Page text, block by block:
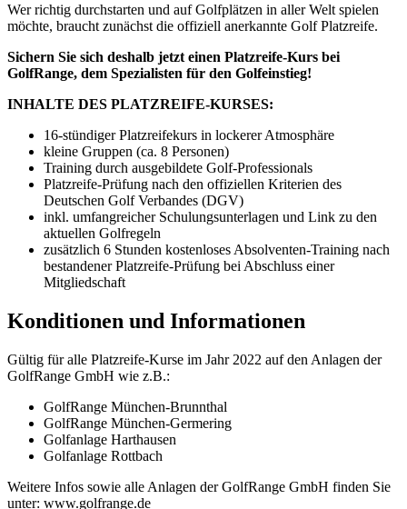
Wer richtig durchstarten und auf Golfplätzen in aller Welt spielen
möchte, braucht zunächst die offiziell anerkannte Golf Platzreife.
Sichern Sie sich deshalb jetzt einen Platzreife-Kurs bei
GolfRange, dem Spezialisten für den Golfeinstieg!
INHALTE DES PLATZREIFE-KURSES:
16-stündiger Platzreifekurs in lockerer Atmosphäre
kleine Gruppen (ca. 8 Personen)
Training durch ausgebildete Golf-Professionals
Platzreife-Prüfung nach den offiziellen Kriterien des
Deutschen Golf Verbandes (DGV)
inkl. umfangreicher Schulungsunterlagen und Link zu den
aktuellen Golfregeln
zusätzlich 6 Stunden kostenloses Absolventen-Training nach
bestandener Platzreife-Prüfung bei Abschluss einer
Mitgliedschaft
Konditionen und Informationen
Gültig für alle Platzreife-Kurse im Jahr 2022 auf den Anlagen der
GolfRange GmbH wie z.B.:
GolfRange München-Brunnthal
GolfRange München-Germering
Golfanlage Harthausen
Golfanlage Rottbach
Weitere Infos sowie alle Anlagen der GolfRange GmbH finden Sie
unter: www.golfrange.de